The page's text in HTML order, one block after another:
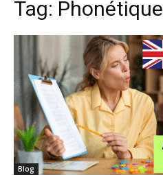
Tag: Phonétique
Blog